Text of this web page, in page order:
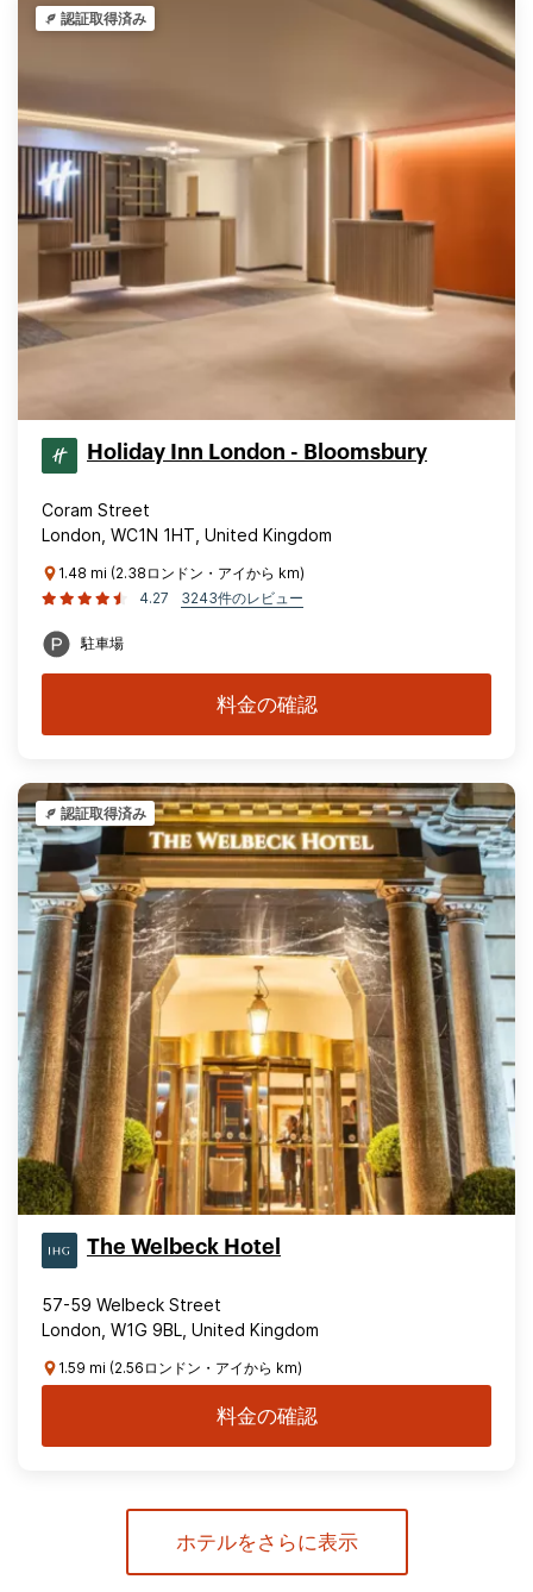
認証取得済み
Holiday Inn London - Bloomsbury
Coram Street
London, WC1N 1HT, United Kingdom
1.48 mi (2.38ロンドン・アイから km)
4.27
3243件のレビュー
駐車場
料金の確認
認証取得済み
The Welbeck Hotel
57-59 Welbeck Street
London, W1G 9BL, United Kingdom
1.59 mi (2.56ロンドン・アイから km)
料金の確認
ホテルをさらに表示